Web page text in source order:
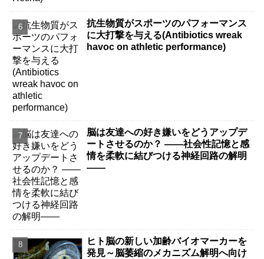
抗生物質がスポーツのパフォーマンス
に大打撃を与える(Antibiotics wreak
havoc on athletic performance)
脳は友達への好き嫌いをどうアップデ
ートさせるのか？ ――社会性記憶と感
情を柔軟に結びつける神経回路の解明
――
ヒト脳の新しい加齢バイオマーカーを
発見～脳萎縮のメカニズム解明へ向け